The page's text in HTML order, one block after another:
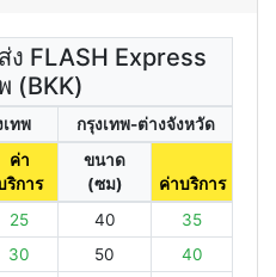
ง FLASH Express
(BKK)
ทพ
กรุงเทพ-ต่างจังหวัด
ค่า
ริการ
ขนาด
(ซม)
ค่าบริการ
25 40
35
30 50
40